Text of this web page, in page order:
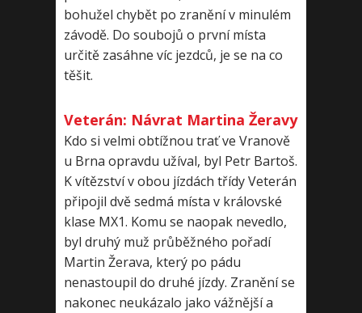
bohužel chybět po zranění v minulém
závodě. Do soubojů o první místa
určitě zasáhne víc jezdců, je se na co
těšit.
Veterán: Návrat Martina Žeravy
Kdo si velmi obtížnou trať ve Vranově
u Brna opravdu užíval, byl Petr Bartoš.
K vítězství v obou jízdách třídy Veterán
připojil dvě sedmá místa v královské
klase MX1. Komu se naopak nevedlo,
byl druhý muž průběžného pořadí
Martin Žerava, který po pádu
nenastoupil do druhé jízdy. Zranění se
nakonec neukázalo jako vážnější a